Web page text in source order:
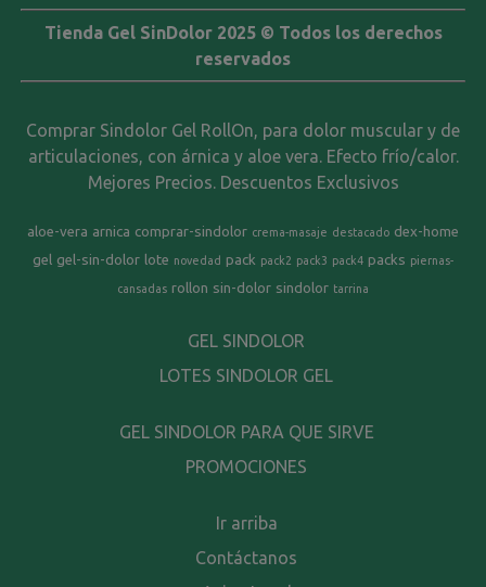
Tienda Gel SinDolor 2025 © Todos los derechos
reservados
Comprar Sindolor Gel RollOn, para dolor muscular y de
articulaciones, con árnica y aloe vera. Efecto frío/calor.
Mejores Precios. Descuentos Exclusivos
aloe-vera arnica comprar-sindolor crema-masaje destacado dex-home
gel gel-sin-dolor lote novedad pack pack2 pack3 pack4 packs piernas-
cansadas rollon sin-dolor sindolor tarrina
GEL SINDOLOR
LOTES SINDOLOR GEL
GEL SINDOLOR PARA QUE SIRVE
PROMOCIONES
Ir arriba
Contáctanos